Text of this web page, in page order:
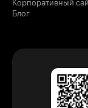
Корпоративный
Блог